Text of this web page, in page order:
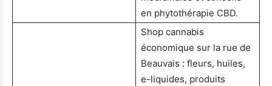
en phytothérapie CBD.
Shop cannabis
économique sur la rue de
Beauvais : fleurs, huiles,
e-liquides, produits